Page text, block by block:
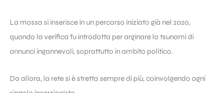
La mossa si inserisce in un percorso iniziato già nel 2020,
quando la verifica fu introdotta per arginare lo tsunami di
annunci ingannevoli, soprattutto in ambito politico.
Da allora, la rete si è stretta sempre di più, coinvolgendo ogni